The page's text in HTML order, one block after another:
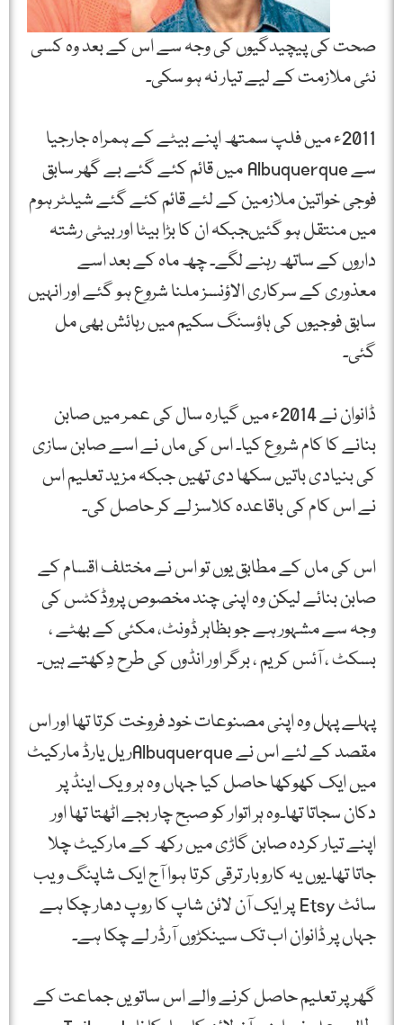
صحت کی پیچیدگیوں کی وجہ سے اس کے بعد وہ کسی
نئی ملازمت کے لیے تیار نہ ہو سکی۔
2011ء میں فلپ سمتھ اپنے بیٹے کے ہمراہ جارجیا
سے Albuquerque میں قائم کئے گئے بے گھر سابق
فوجی خواتین ملازمین کے لئے قائم کئے گئے شیلٹر ہوم
میں منتقل ہو گئیںجبکہ ان کا بڑا بیٹا اور بیٹی رشتہ
داروں کے ساتھ رہنے لگے۔ چھ ماہ کے بعد اسے
معذوری کے سرکاری الاؤنسز ملنا شروع ہو گئے اور انہیں
سابق فوجیوں کی ہاؤسنگ سکیم میں رہائش بھی مل
گئی۔
ڈانوان نے 2014ء میں گیارہ سال کی عمر میں صابن
بنانے کا کام شروع کیا۔ اس کی ماں نے اسے صابن سازی
کی بنیادی باتیں سکھا دی تھیں جبکہ مزید تعلیم اس
نے اس کام کی باقاعدہ کلاسز لے کر حاصل کی۔
اس کی ماں کے مطابق یوں تو اس نے مختلف اقسام کے
صابن بنائے لیکن وہ اپنی چند مخصوص پروڈکٹس کی
وجہ سے مشہور ہے جو بظاہر ڈونٹ، مکئی کے بھٹے ،
بسکٹ ، آئس کریم ، برگر اور انڈوں کی طرح دِکھتے ہیں۔
پہلے پہل وہ اپنی مصنوعات خود فروخت کرتا تھا اور اس
مقصد کے لئے اس نے Albuquerqueریل یارڈ مارکیٹ
میں ایک کھوکھا حاصل کیا جہاں وہ ہر ویک اینڈ پر
دکان سجاتا تھا۔وہ ہر اتوار کو صبح چار بجے اٹھتا تھا اور
اپنے تیار کردہ صابن گاڑی میں رکھ کے مارکیٹ چلا
جاتا تھا۔یوں یہ کاروبار ترقی کرتا ہوا آج ایک شاپنگ ویب
سائٹ Etsy پر ایک آن لائن شاپ کا روپ دھار چکا ہے
جہاں پر ڈانوان اب تک سینکڑوں آرڈر لے چکا ہے۔
گھر پر تعلیم حاصل کرنے والے اس ساتویں جماعت کے